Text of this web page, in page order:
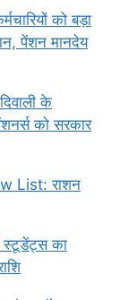
को बड़ा
पेंशन मानदेय
के
को सरकार
List: राशन
का